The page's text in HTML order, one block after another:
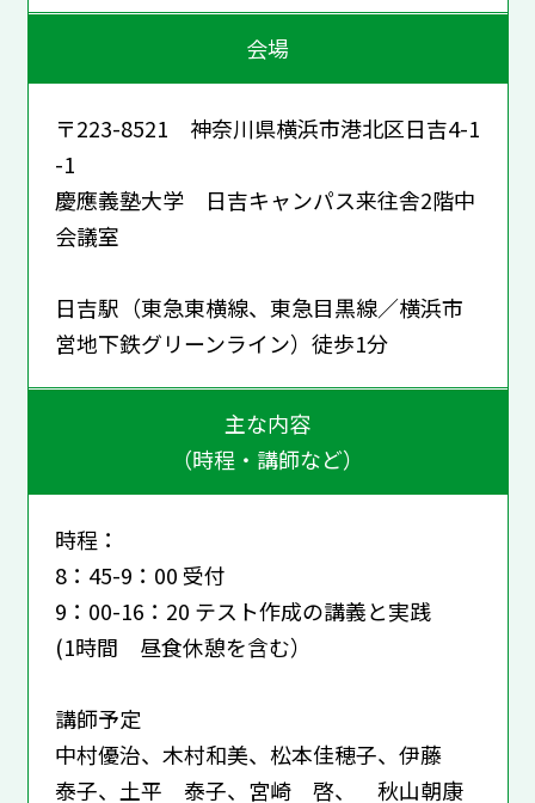
会場
〒223-8521 神奈川県横浜市港北区日吉4-1
-1
慶應義塾大学 日吉キャンパス来往舎2階中
会議室
日吉駅（東急東横線、東急目黒線／横浜市
営地下鉄グリーンライン）徒歩1分
主な内容
（時程・講師など）
時程：
8：45-9：00 受付
9：00-16：20 テスト作成の講義と実践
(1時間 昼食休憩を含む）
講師予定
中村優治、木村和美、松本佳穂子、伊藤
泰子、土平 泰子、宮崎 啓、 秋山朝康